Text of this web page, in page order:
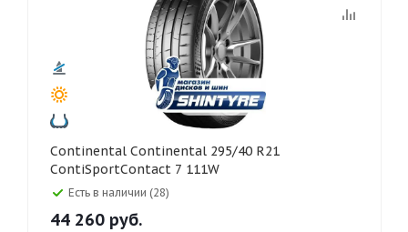
Continental Continental 295/40 R21
ContiSportContact 7 111W
Есть в наличии (28)
44 260 руб.